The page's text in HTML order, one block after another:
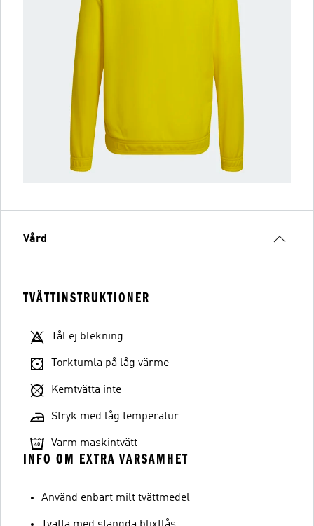
Vård
TVÄTTINSTRUKTIONER
Tål ej blekning
Torktumla på låg värme
Kemtvätta inte
Stryk med låg temperatur
Varm maskintvätt
INFO OM EXTRA VARSAMHET
Använd enbart milt tvättmedel